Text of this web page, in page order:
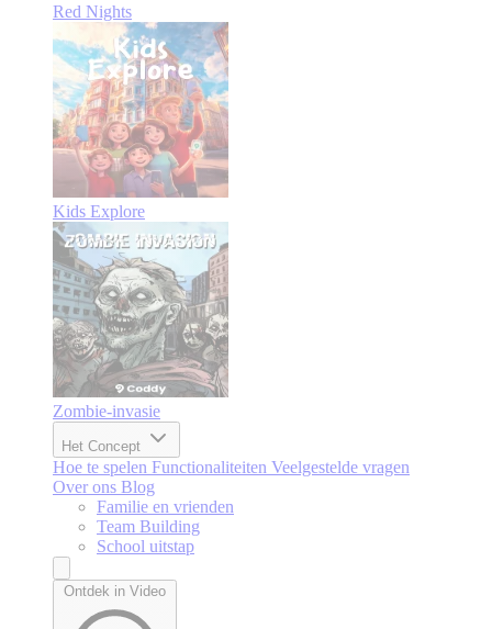
Red Nights
Kids Explore
Zombie-invasie
Het Concept
Hoe te spelen Functionaliteiten Veelgestelde vragen
Over ons Blog
Familie en vrienden
Team Building
School uitstap
Ontdek in Video